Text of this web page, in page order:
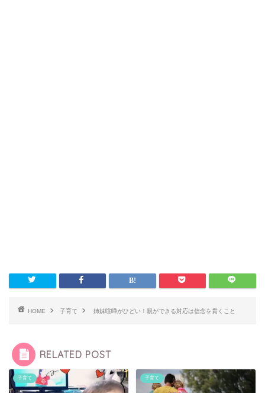
HOME 子育て 姉妹喧嘩がひどい！親ができる対応は信念を貫くこと
RELATED POST
子育て 子育て